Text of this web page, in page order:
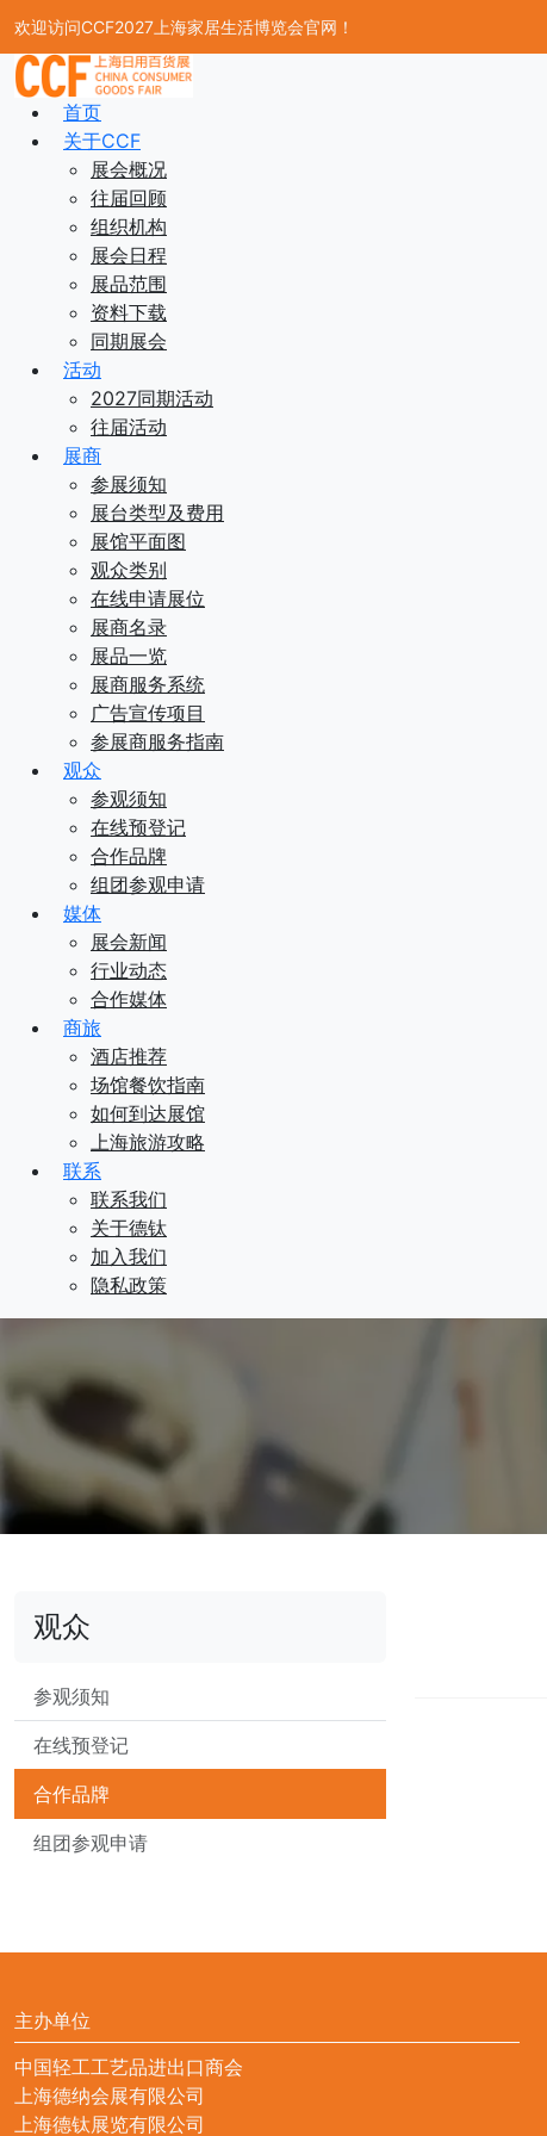
欢迎访问CCF2027上海家居生活博览会官网！
首页
关于CCF
展会概况
往届回顾
组织机构
展会日程
展品范围
资料下载
同期展会
活动
2027同期活动
往届活动
展商
参展须知
展台类型及费用
展馆平面图
观众类别
在线申请展位
展商名录
展品一览
展商服务系统
广告宣传项目
参展商服务指南
观众
参观须知
在线预登记
合作品牌
组团参观申请
媒体
展会新闻
行业动态
合作媒体
商旅
酒店推荐
场馆餐饮指南
如何到达展馆
上海旅游攻略
联系
联系我们
关于德钛
加入我们
隐私政策
观众
参观须知
在线预登记
合作品牌
组团参观申请
主办单位
中国轻工工艺品进出口商会
上海德纳会展有限公司
上海德钛展览有限公司